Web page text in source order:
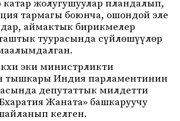
катар жолугушуулар пландалып,
тармагы боюнча, ошондой эле
аймактык бирикмелер
туурасында сүйлөшүүлөр
эки министрликти
тышкары Индия парламентинин
депутаттык милдетти
Жаната» башкаруучу
келген.